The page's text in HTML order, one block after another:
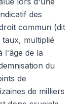
des
commun (dit
multiplié
l'âge de la
du
de
de milliers